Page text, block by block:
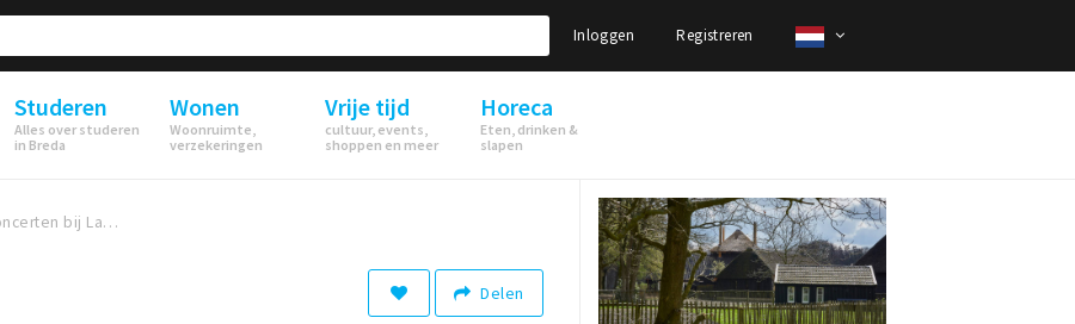
Inloggen Registreren
Studeren
Alles over studeren
in Breda
Wonen
Woonruimte,
verzekeringen
Vrije tijd
cultuur, events,
shoppen en meer
Horeca
Eten, drinken &
slapen
Dinerconcerten bij Landgoed Ulvenhart: Muzikale Avonden in de Sfeervolle Vlaamsche Schuur
Delen